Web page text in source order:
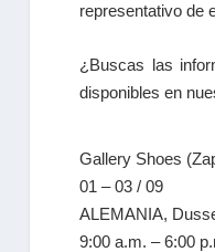
representativo de
¿Buscas las
disponibles en
Gallery Shoes
01 – 03 / 09
ALEMANIA,
9:00 a.m. – 6:00